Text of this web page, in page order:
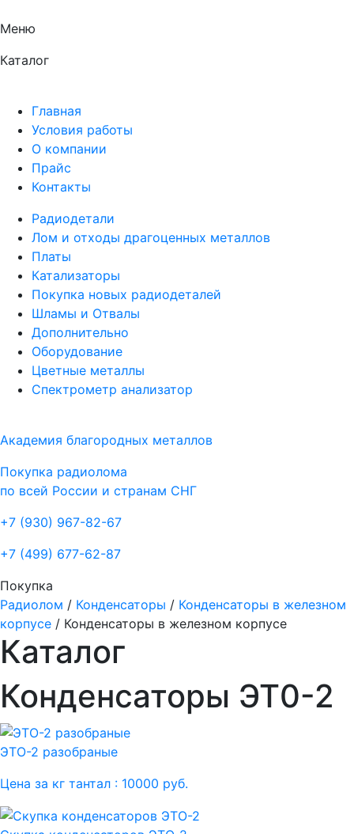
Меню
Каталог
Главная
Условия работы
О компании
Прайс
Контакты
Радиодетали
Лом и отходы драгоценных металлов
Платы
Катализаторы
Покупка новых радиодеталей
Шламы и Отвалы
Дополнительно
Оборудование
Цветные металлы
Спектрометр анализатор
Академия благородных металлов
Покупка радиолома
по всей России и странам СНГ
+7 (930) 967-82-67
+7 (499) 677-62-87
Покупка
Радиолом / Конденсаторы / Конденсаторы в железном
корпусе / Конденсаторы в железном корпусе
Каталог
Конденсаторы ЭТ0-2
ЭТО-2 разобраные
Цена за кг тантал : 10000 руб.